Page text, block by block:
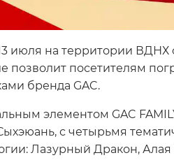
13 июля на территории
позволит посетителям
бренда GAC.
элементом GAC
с четырьмя
Лазурный Дракон,